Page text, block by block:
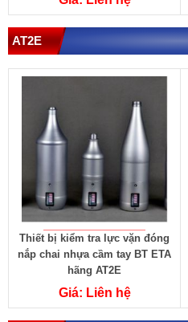
AT2E
Thiết bị kiểm tra lực vặn đóng
nắp chai nhựa cầm tay BT ETA
hãng AT2E
Giá: Liên hệ